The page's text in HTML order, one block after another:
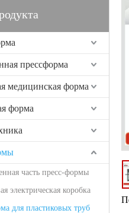
прессформа
медицинская форма
форма
часть пресс-формы
электрическая коробка
для пластиковых труб